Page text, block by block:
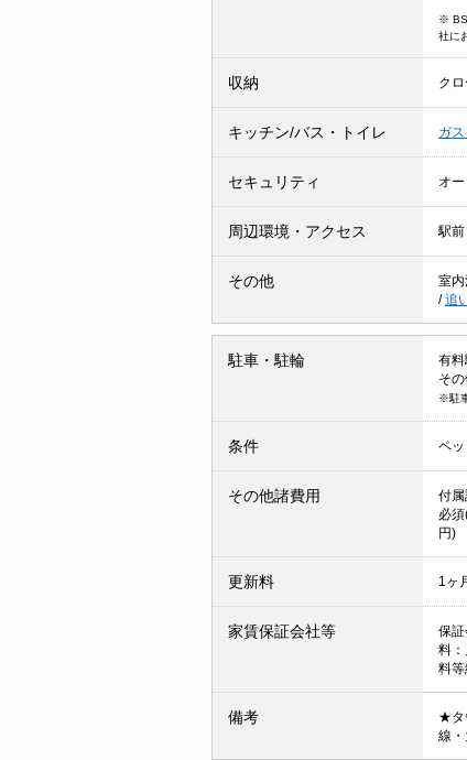
※ BS
社に
収納 ク
キッチン/バス・トイレ ガ
セキュリティ オー
周辺環境・アクセス 駅前
その他 室内
/追
駐車・駐輪 有
その
※駐
条件 ペッ
その他諸費用
付
必
円)
更新料 1ヶ
家賃保証会社等
保
料
料等
備考
★タ
線